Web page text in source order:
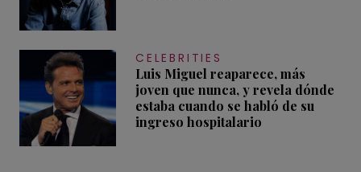
CELEBRITIES
Luis Miguel reaparece, más
joven que nunca, y revela dónde
estaba cuando se habló de su
ingreso hospitalario